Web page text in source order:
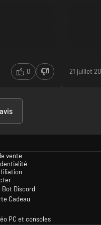
type de quête et soyez prêts
0 21 juillet
vente
Discord
Cadeau
PC et consoles